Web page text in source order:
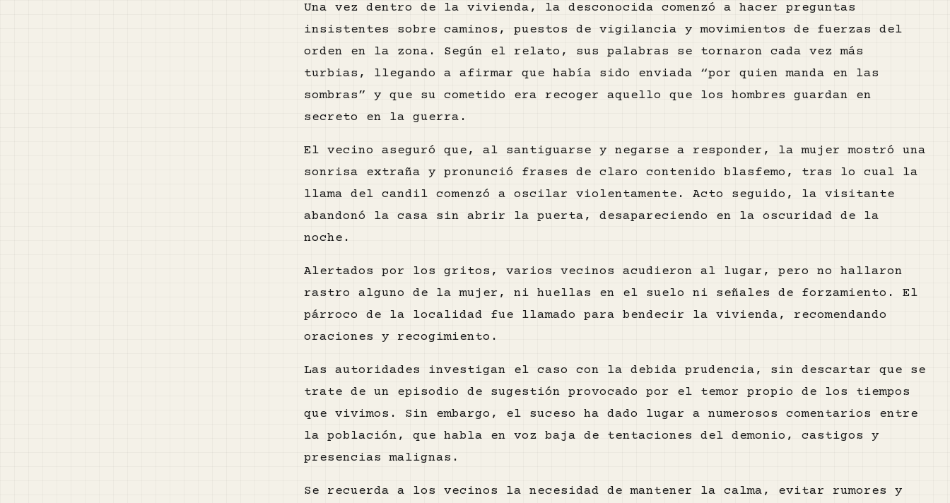
Una vez dentro de la vivienda, la desconocida comenzó a hacer preguntas
insistentes sobre caminos, puestos de vigilancia y movimientos de fuerzas del
orden en la zona. Según el relato, sus palabras se tornaron cada vez más
turbias, llegando a afirmar que había sido enviada “por quien manda en las
sombras” y que su cometido era recoger aquello que los hombres guardan en
secreto en la guerra.
El vecino aseguró que, al santiguarse y negarse a responder, la mujer mostró una
sonrisa extraña y pronunció frases de claro contenido blasfemo, tras lo cual la
llama del candil comenzó a oscilar violentamente. Acto seguido, la visitante
abandonó la casa sin abrir la puerta, desapareciendo en la oscuridad de la
noche.
Alertados por los gritos, varios vecinos acudieron al lugar, pero no hallaron
rastro alguno de la mujer, ni huellas en el suelo ni señales de forzamiento. El
párroco de la localidad fue llamado para bendecir la vivienda, recomendando
oraciones y recogimiento.
Las autoridades investigan el caso con la debida prudencia, sin descartar que se
trate de un episodio de sugestión provocado por el temor propio de los tiempos
que vivimos. Sin embargo, el suceso ha dado lugar a numerosos comentarios entre
la población, que habla en voz baja de tentaciones del demonio, castigos y
presencias malignas.
Se recuerda a los vecinos la necesidad de mantener la calma, evitar rumores y